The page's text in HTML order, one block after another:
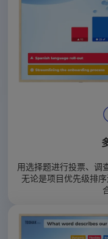
用选择题进行投票、调
无论是项目优先级排